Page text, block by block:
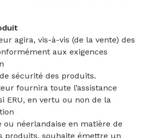
agira, vis-à-vis (de la vente) des
aux exigences
sécurité des produits.
fournira toute l’assistance
ERU, en vertu ou non de la
ou néerlandaise en matière de
produits, souhaite émettre un